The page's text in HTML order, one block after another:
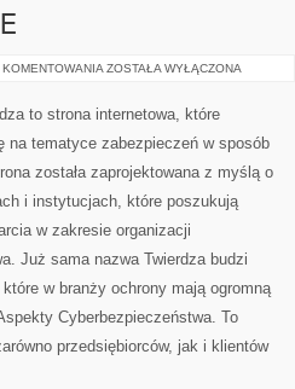
BEZPIECZEŃSTWO
ZOSTAŁA WYŁĄCZONA
to strona internetowa, które
na tematyce zabezpieczeń w sposób
została zaprojektowana z myślą o
i instytucjach, które poszukują
w zakresie organizacji
Już sama nazwa Twierdza budzi
w branży ochrony mają ogromną
Cyberbezpieczeństwa. To
przedsiębiorców, jak i klientów